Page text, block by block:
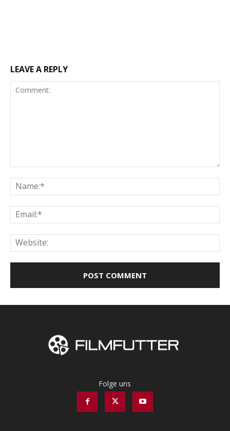
LEAVE A REPLY
Folge uns